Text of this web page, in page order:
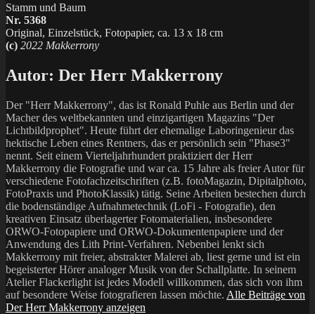
Stamm und Baum
Nr. 5368
Original, Einzelstück, Fotopapier, ca. 13 x 18 cm
(c) 2022 Makkerrony
Autor: Der Herr Makkerrony
Der "Herr Makkerrony", das ist Ronald Puhle aus Berlin und der
Macher des weltbekannten und einzigartigen Magazins "Der
Lichtbildprophet". Heute führt der ehemalige Laboringenieur das
hektische Leben eines Rentners, das er persönlich sein "Phase3"
nennt. Seit einem Vierteljahrhundert praktiziert der Herr
Makkerrony die Fotografie und war ca. 15 Jahre als freier Autor für
verschiedene Fotofachzeitschriften (z.B. fotoMagazin, Dipitalphoto,
FotoPraxis und PhotoKlassik) tätig. Seine Arbeiten bestechen durch
die bodenständige Aufnahmetechnik (LoFi - Fotografie), den
kreativen Einsatz überlagerter Fotomaterialien, insbesondere
ORWO-Fotopapiere und ORWO-Dokumentenpapiere und der
Anwendung des Lith Print-Verfahren. Nebenbei lenkt sich
Makkerrony mit freier, abstrakter Malerei ab, liest gerne und ist ein
begeisterter Hörer analoger Musik von der Schallplatte. In seinem
Atelier Flackerlight ist jedes Modell willkommen, das sich von ihm
auf besondere Weise fotografieren lassen möchte. Alle Beiträge von
Der Herr Makkerrony anzeigen